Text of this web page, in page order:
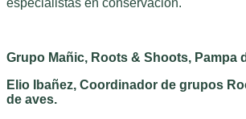
especialistas en conservación.
Grupo Mañic, Roots & Shoots, Pampa
Elio Ibañez, Coordinador de grupos
de aves.